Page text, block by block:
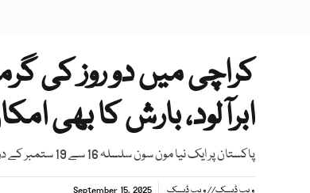
کراچی میں دو روز کی
ابرآلود، بارش کا بھی
پاکستان پر ایک نیا مون سون سلسلہ 16 سے 19 ستمبر کے دوران اثر انداز ہو رہا ہے، محکمہ موسمیات
ویب ڈیسک//ویب ڈیسک September 15, 2025